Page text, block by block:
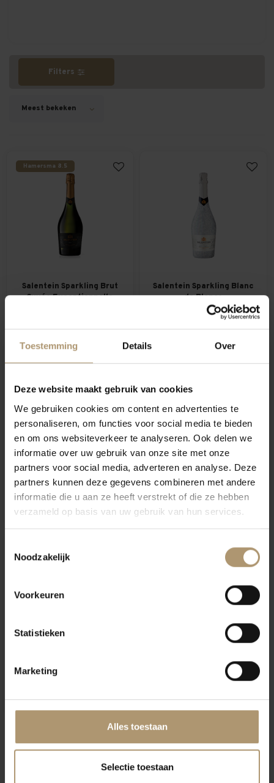
Toestemming Details Over
Deze website maakt gebruik van cookies
We gebruiken cookies om content en advertenties te
personaliseren, om functies voor social media te bieden
en om ons websiteverkeer te analyseren. Ook delen we
informatie over uw gebruik van onze site met onze
partners voor social media, adverteren en analyse. Deze
partners kunnen deze gegevens combineren met andere
informatie die u aan ze heeft verstrekt of die ze hebben
verzameld op basis van uw gebruik van hun services.
Noodzakelijk
Voorkeuren
Statistieken
Marketing
Alles toestaan
Selectie toestaan
Filters
Meest bekeken
Hamersma 8.5
Salentein Sparkling Brut
Cuvée Exceptionnelle
Salentein Sparkling Blanc
de Blancs
€18,95
Cuvée Exceptionnelle
Magnum
€32,95
Exceptionnelle Brut in
giftbox
€19,75 €20,75
Salentein Sparkling Brut
(37,5 cl)
€9,95